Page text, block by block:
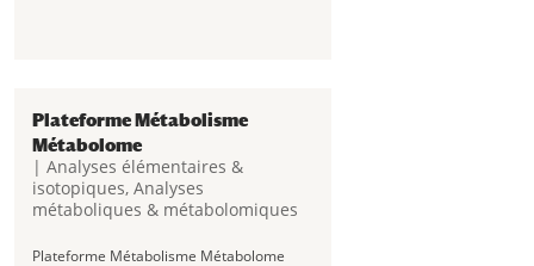
Plateforme Métabolisme
Métabolome
| Analyses élémentaires &
isotopiques, Analyses
métaboliques & métabolomiques
Plateforme Métabolisme Métabolome